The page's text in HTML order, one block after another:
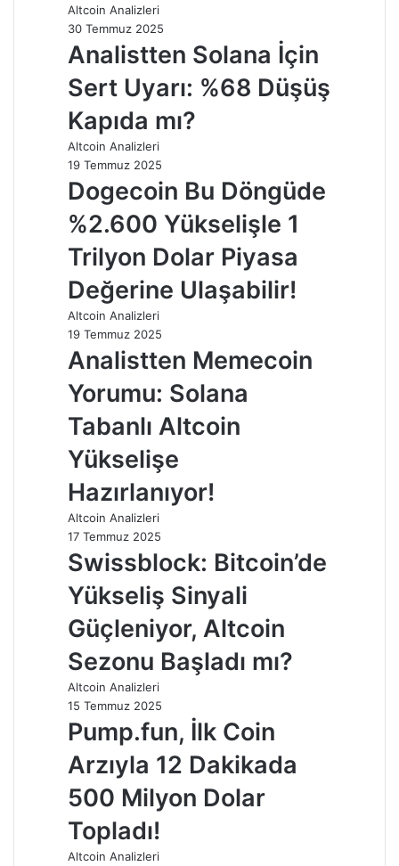
Altcoin Analizleri
30 Temmuz 2025
Analistten Solana İçin
Sert Uyarı: %68 Düşüş
Kapıda mı?
Altcoin Analizleri
19 Temmuz 2025
Dogecoin Bu Döngüde
%2.600 Yükselişle 1
Trilyon Dolar Piyasa
Değerine Ulaşabilir!
Altcoin Analizleri
19 Temmuz 2025
Analistten Memecoin
Yorumu: Solana
Tabanlı Altcoin
Yükselişe
Hazırlanıyor!
Altcoin Analizleri
17 Temmuz 2025
Swissblock: Bitcoin’de
Yükseliş Sinyali
Güçleniyor, Altcoin
Sezonu Başladı mı?
Altcoin Analizleri
15 Temmuz 2025
Pump.fun, İlk Coin
Arzıyla 12 Dakikada
500 Milyon Dolar
Topladı!
Altcoin Analizleri